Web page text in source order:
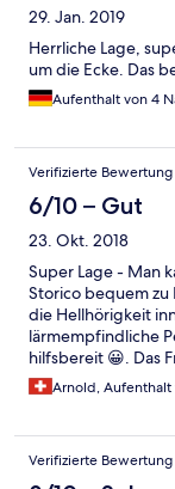
29. Jan. 2019
Herrliche Lage,
um die Ecke. Das
Aufenthalt von 4
Verifizierte Bewertung
6/10 – Gut
23. Okt. 2018
Super Lage - Man
Storico bequem zu
die Hellhörigkeit
lärmempfindliche
hilfsbereit 😀. Das
sehr gut und der
Arnold, Aufenthalt
Verifizierte Bewertung